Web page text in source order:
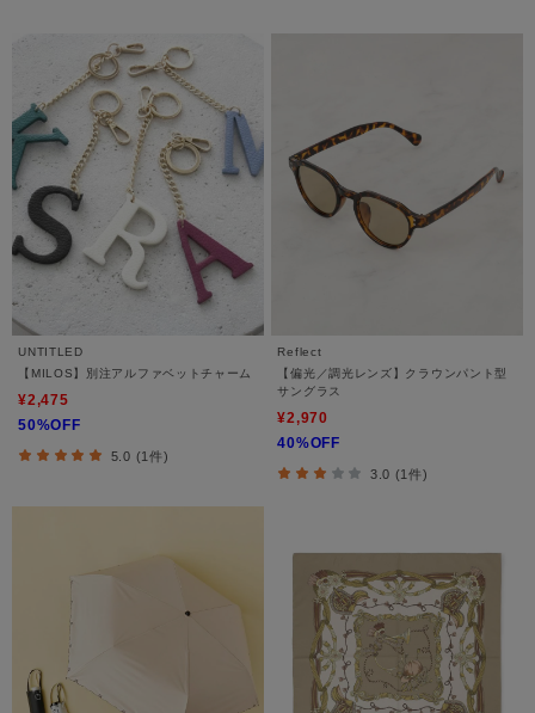
UNTITLED
【MILOS】別注アルファベットチャーム
¥2,475
50%OFF
5.0 (1件)
Reflect
【偏光／調光レンズ】クラウンパント型
サングラス
¥2,970
40%OFF
3.0 (1件)